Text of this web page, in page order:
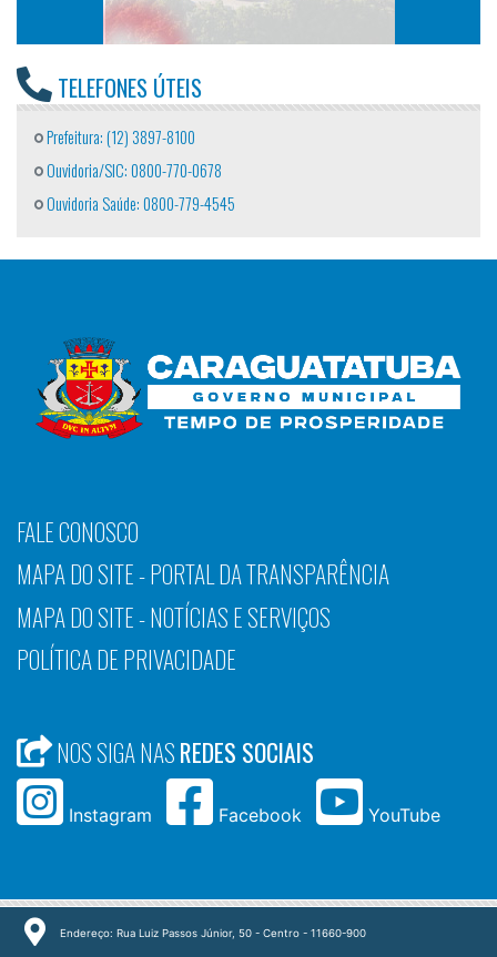
TELEFONES ÚTEIS
Prefeitura: (12) 3897-8100
Ouvidoria/SIC: 0800-770-0678
Ouvidoria Saúde: 0800-779-4545
FALE CONOSCO
MAPA DO SITE - PORTAL DA TRANSPARÊNCIA
MAPA DO SITE - NOTÍCIAS E SERVIÇOS
POLÍTICA DE PRIVACIDADE
NOS SIGA NASREDES SOCIAIS
Instagram Facebook YouTube
Endereço: Rua Luiz Passos Júnior, 50 - Centro - 11660-900